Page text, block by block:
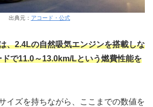
出典元： アコード・公式
、2.4Lの自然吸気エンジンを搭載しな
で11.0～13.0km/Lという燃費性能を
イズを持ちながら、ここまでの数値を